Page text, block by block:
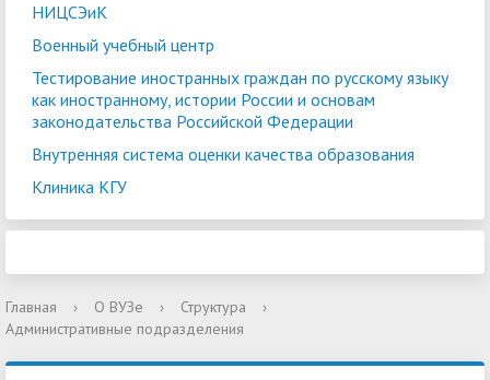
НИЦСЭиК
Военный учебный центр
Тестирование иностранных граждан по русскому языку
как иностранному, истории России и основам
законодательства Российской Федерации
Внутренняя система оценки качества образования
Клиника КГУ
Главная › О ВУЗе › Структура
›
Административные подразделения